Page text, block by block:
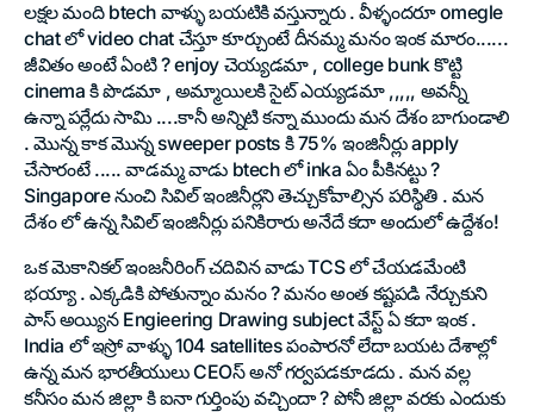
లక్షల మంది btech వాళ్ళు బయటికి వస్తున్నారు . వీళ్ళందరూ omegle
chat లో video chat చేస్తూ కూర్చుంటే దీనమ్మ మనం ఇంక మారం......
జీవితం అంటే ఏంటి ? enjoy చెయ్యడమా , college bunk కొట్టి
cinema కి పొడమా , అమ్మాయిలకి సైట్ ఎయ్యడమా ,,,,, అవన్నీ
ఉన్నా పర్లేదు సామి ....కానీ అన్నిటి కన్నా ముందు మన దేశం బాగుండాలి
. మొన్న కాక మొన్న sweeper posts కి 75% ఇంజినీర్లు apply
చేసారంటే ..... వాడమ్మ వాడు btech లో inka ఏం పీకినట్టు ?
Singapore నుంచి సివిల్ ఇంజినీర్లని తెచ్చుకోవాల్సిన పరిస్థితి . మన
దేశం లో ఉన్న సివిల్ ఇంజినీర్లు పనికిరారు అనేదే కదా అందులో ఉద్దేశం!
ఒక మెకానికల్ ఇంజనీరింగ్ చదివిన వాడు TCS లో చేయడమేంటి
భయ్యా . ఎక్కడికి పోతున్నాం మనం ? మనం అంత కష్టపడి నేర్చుకుని
పాస్ అయ్యిన Engieering Drawing subject వేస్ట్ ఏ కదా ఇంక .
India లో ఇస్రో వాళ్ళు 104 satellites పంపారనో లేదా బయట దేశాల్లో
ఉన్న మన భారతీయులు CEOస్ అనో గర్వపడకూడదు . మన వల్ల
కనీసం మన జిల్లా కి ఐనా గుర్తింపు వచ్చిందా ? పోనీ జిల్లా వరకు ఎందుకు